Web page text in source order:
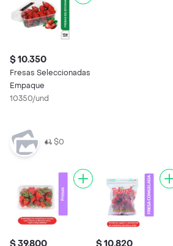
$ 10.350
Fresas Seleccionadas
Empaque
10350/und
$0